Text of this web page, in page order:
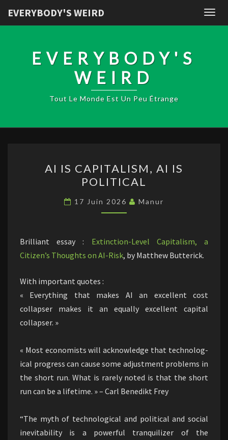
EVERYBODY'S WEIRD
EVERYBODY'S
WEIRD
Tout Le Monde Est Un Peu Étrange
IS
CAPITALISM,
AI
IS
AI IS CAPITALISM, AI IS
POLITICAL
17 Juin 2026 Manur
Brilliant essay : Extinction-Level Capitalism, a
Citizen’s Thoughts on AI-Risk, by Matthew Butterick.
With important quotes :
« Every­thing that makes AI an excel­lent cost
collapser makes it an equally excel­lent capital
collapser. »
« Most econ­o­mists will acknowl­edge that tech­no­log­
ical progress can cause some adjust­ment prob­lems in
the short run. What is rarely noted is that the short
run can be a life­time. » – Carl Benedikt Frey
“The myth of tech­no­log­ical and polit­ical and social
inevitability is a powerful tran­quil­izer of the